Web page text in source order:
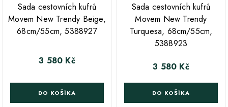
Sada cestovních kufrů
Movem New Trendy Beige,
68cm/55cm, 5388927
Cena
3 580 Kč
DO KOŠÍKA
Sada cestovních kufrů
Movem New Trendy
Turquesa, 68cm/55cm,
5388923
Cena
3 580 Kč
DO KOŠÍKA